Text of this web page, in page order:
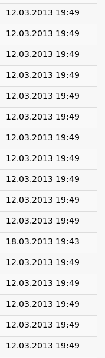
12.03.2013 19:49
12.03.2013 19:49
12.03.2013 19:49
12.03.2013 19:49
12.03.2013 19:49
12.03.2013 19:49
12.03.2013 19:49
12.03.2013 19:49
12.03.2013 19:49
12.03.2013 19:49
12.03.2013 19:49
18.03.2013 19:43
12.03.2013 19:49
12.03.2013 19:49
12.03.2013 19:49
12.03.2013 19:49
12.03.2013 19:49